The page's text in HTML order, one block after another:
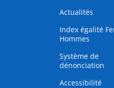
Actualités
Index égalité
Hommes
Système de
dénonciation
Accessibilité